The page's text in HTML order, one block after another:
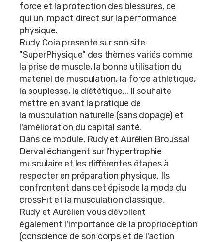
force et la protection des blessures, ce
qui un impact direct sur la performance
physique.
Rudy Coia presente sur son site
"SuperPhysique" des thèmes variés comme
la prise de muscle, la bonne utilisation du
matériel de musculation, la force athlétique,
la souplesse, la diététique... Il souhaite
mettre en avant la pratique de
la musculation naturelle (sans dopage) et
l'amélioration du capital santé.
Dans ce module, Rudy et Aurélien Broussal
Derval échangent sur l'hypertrophie
musculaire et les différentes étapes à
respecter en préparation physique. Ils
confrontent dans cet épisode la mode du
crossFit et la musculation classique.
Rudy et Aurélien vous dévoilent
également l'importance de la proprioception
(conscience de son corps et de l'action